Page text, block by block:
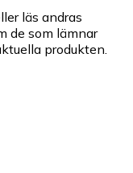
läs andras
de som lämnar
produkten.